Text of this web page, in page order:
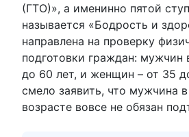
(ГТО)», а именинно пятой
называется «Бодрость и
направлена на проверку
подготовки граждан: мужчин
до 60 лет, и женщин – от 35
смело заявить, что мужчина
возрасте вовсе не обязан